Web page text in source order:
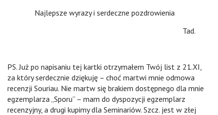
Najlepsze wyrazy i serdeczne pozdrowienia
Tad.
PS. Już po napisaniu tej kartki otrzymałem Twój list z 21.XI,
za który serdecznie dziękuję – choć martwi mnie odmowa
recenzji Souriau. Nie martw się brakiem dostępnego dla mnie
egzemplarza „Sporu” – mam do dyspozycji egzemplarz
recenzyjny, a drugi kupimy dla Seminariów. Szcz. jest w złej